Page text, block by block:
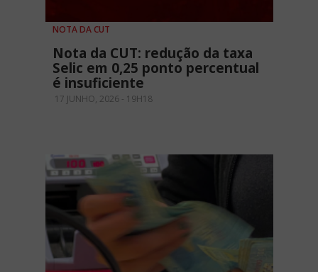
NOTA DA CUT
Nota da CUT: redução da taxa
Selic em 0,25 ponto percentual
é insuficiente
17 JUNHO, 2026 - 19H18